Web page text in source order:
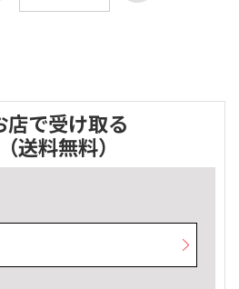
店で受け取る
（送料無料）